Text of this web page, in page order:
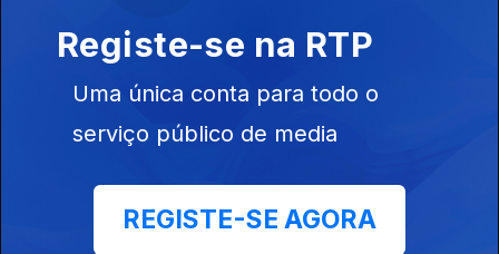
Registe-se na RTP
Uma única conta para todo o
serviço público de media
REGISTE-SE AGORA